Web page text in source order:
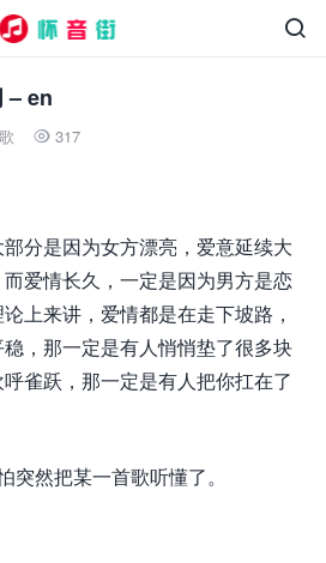

– en
 317
分是因为女方漂亮，爱意延续大
爱情长久，一定是因为男方是恋
上来讲，爱情都是在走下坡路，
，那一定是有人悄悄垫了很多块
雀跃，那一定是有人把你扛在了
突然把某一首歌听懂了。